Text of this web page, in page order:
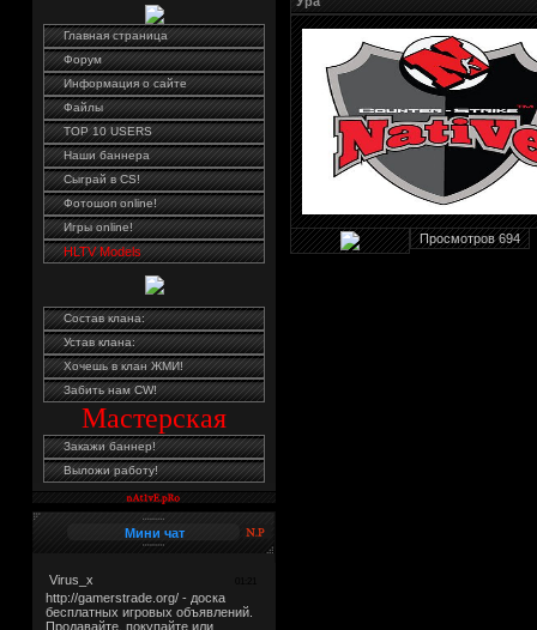
Главная страница
Форум
Информация о сайте
Файлы
TOP 10 USERS
Наши баннера
Сыграй в CS!
Фотошоп online!
Игры online!
HLTV Models
Состав клана:
Устав клана:
Хочешь в клан ЖМИ!
Забить нам CW!
Мастерская
Закажи баннер!
Выложи работу!
Мини чат
Просмотров 694